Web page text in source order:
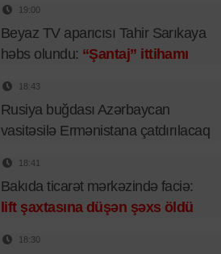
19:00
Beyaz TV aparıcısı Tahir Sarıkaya
həbs olundu: “Şantaj” ittihamı
18:43
Rusiya buğdası Azərbaycan
vasitəsilə Ermənistana çatdırılacaq
18:41
Bakıda ticarət mərkəzində faciə:
lift şaxtasına düşən şəxs öldü
18:30